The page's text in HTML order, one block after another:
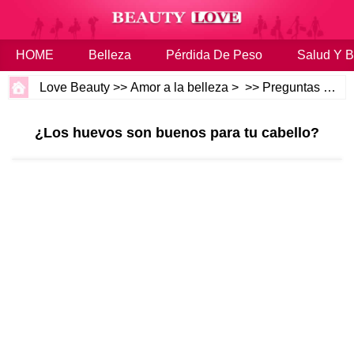
HOME Belleza Pérdida De Peso Salud Y
Love Beauty >>Amor a la belleza > >> Preguntas más frecuentes
¿Los huevos son buenos para tu cabello?